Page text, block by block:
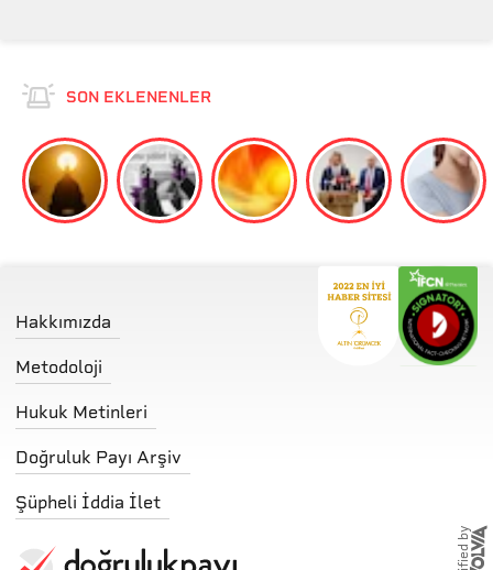
SON EKLENENLER
Hakkımızda
Metodoloji
Hukuk Metinleri
Doğruluk Payı Arşiv
Şüpheli İddia İlet